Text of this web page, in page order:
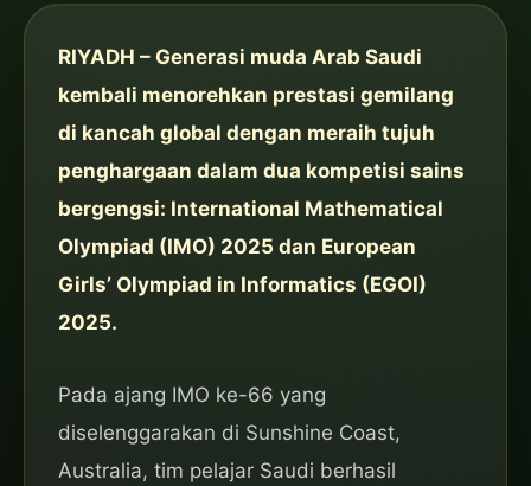
RIYADH – Generasi muda Arab Saudi
kembali menorehkan prestasi gemilang
di kancah global dengan meraih tujuh
penghargaan dalam dua kompetisi sains
bergengsi: International Mathematical
Olympiad (IMO) 2025 dan European
Girls’ Olympiad in Informatics (EGOI)
2025.
Pada ajang IMO ke-66 yang
diselenggarakan di Sunshine Coast,
Australia, tim pelajar Saudi berhasil